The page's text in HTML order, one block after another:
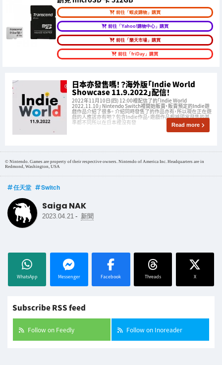
前往「蝦皮購物」購買
前往「Yahoo!購物中心」購買
前往「樂天市場」購買
前往「friDay」購買
日本亦發售嗎！？海外版「Indie World
Showcase 11.9.2022」配信！
2022年11月10日(四) 12:00裡配信了的「Indie World
2022.11.10」 Nintendo Switch裡開始販賣・販賣預定的Indie遊
戲作品介紹了很多。 介紹同時發售了的作品亦有，所以現在正在遊
戲的人應該亦有吧？ 包含Indie作品，遊戲作品根據國家發售的基
準都不同所以在日本裡沒有發 Read more
© Nintendo. Games are property of their respective owners. Nintendo of America Inc. Headquarters are in
Redmond, Washington, USA
任天堂 Switch
Saiga NAK
2023.04.21 - 新聞
WhatsApp Messenger Facebook Threads X
Subscribe RSS feed
Follow on Feedly Follow on Inoreader